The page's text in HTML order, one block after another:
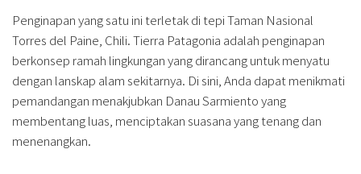
Penginapan yang satu ini terletak di tepi Taman Nasional
Torres del Paine, Chili. Tierra Patagonia adalah penginapan
berkonsep ramah lingkungan yang dirancang untuk menyatu
dengan lanskap alam sekitarnya. Di sini, Anda dapat menikmati
pemandangan menakjubkan Danau Sarmiento yang
membentang luas, menciptakan suasana yang tenang dan
menenangkan.